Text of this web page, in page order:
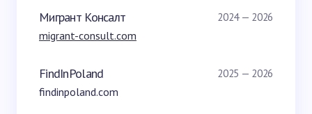
Мигрант Консалт 2024 — 2026
migrant-consult.com
FindInPoland 2025 — 2026
findinpoland.com